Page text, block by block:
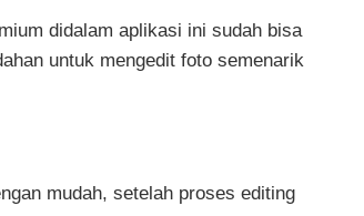
didalam aplikasi ini sudah bisa
untuk mengedit foto semenarik
mudah, setelah proses editing